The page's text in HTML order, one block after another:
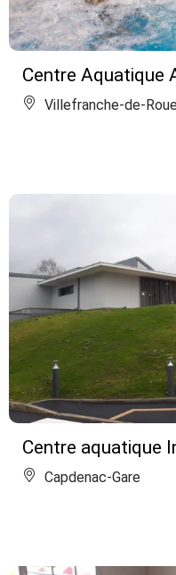
Centre Aquatique
Villefranche-de-
Centre aquatique
Capdenac-Gare